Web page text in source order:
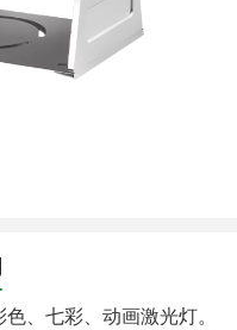
、七彩、动画激光灯。